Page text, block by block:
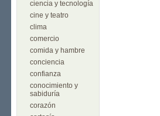
ciencia y tecnología
cine y teatro
clima
comercio
comida y hambre
conciencia
confianza
conocimiento y
sabiduría
corazón